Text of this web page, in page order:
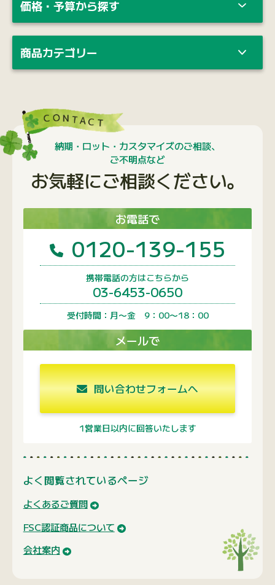
価格・予算から探す
商品カテゴリー
納期・ロット・カスタマイズのご相談、
ご不明点など
お気軽にご相談ください。
お電話で
0120-139-155
携帯電話の方はこちらから
03-6453-0650
受付時間：月〜金 9：00〜18：00
メールで
問い合わせフォームへ
1営業日以内に回答いたします
よく閲覧されているページ
よくあるご質問
FSC認証商品について
会社案内